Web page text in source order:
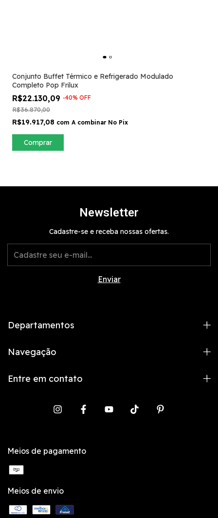
Conjunto Buffet Térmico e Refrigerado Modulado
Completo Pop Frilux
R$22.130,09 -40% OFF
R$36.870,00
R$19.917,08 com A combinar No Pix
Comprar
Newsletter
Cadastre-se e receba nossas ofertas.
Departamentos
Navegação
Entre em contato
Meios de pagamento
Meios de envio